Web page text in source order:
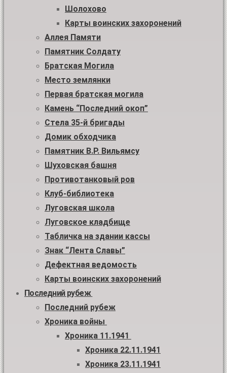
Шолохово
Карты воинских захоронений
Аллея Памяти
Памятник Солдату
Братская Могила
Место землянки
Первая братская могила
Камень “Последний окоп”
Стела 35-й бригады
Домик обходчика
Памятник В.Р. Вильямсу
Шуховская башня
Противотанковый ров
Клуб-библиотека
Луговская школа
Луговское кладбище
Табличка на здании кассы
Знак “Лента Славы”
Дефектная ведомость
Карты воинских захоронений
Последний рубеж
Последний рубеж
Хроника войны
Хроника 11.1941
Хроника 22.11.1941
Хроника 23.11.1941